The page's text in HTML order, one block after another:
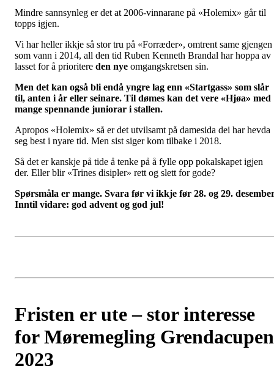
Mindre sannsynleg er det at 2006-vinnarane på «Holemix» går til
topps igjen.
Vi har heller ikkje så stor tru på «Forræder», omtrent same gjengen
som vann i 2014, all den tid Ruben Kenneth Brandal har hoppa av
lasset for å prioritere den nye omgangskretsen sin.
Men det kan også bli endå yngre lag enn «Startgass» som slår
til, anten i år eller seinare. Til dømes kan det vere «Hjøa» med
mange spennande juniorar i stallen.
Apropos «Holemix» så er det utvilsamt på damesida dei har hevda
seg best i nyare tid. Men sist siger kom tilbake i 2018.
Så det er kanskje på tide å tenke på å fylle opp pokalskapet igjen
der. Eller blir «Trines disipler» rett og slett for gode?
Spørsmåla er mange. Svara før vi ikkje før 28. og 29.
Inntil vidare: god advent og god jul!
Fristen er ute – stor interesse
for Møremegling Grendacupen
2023